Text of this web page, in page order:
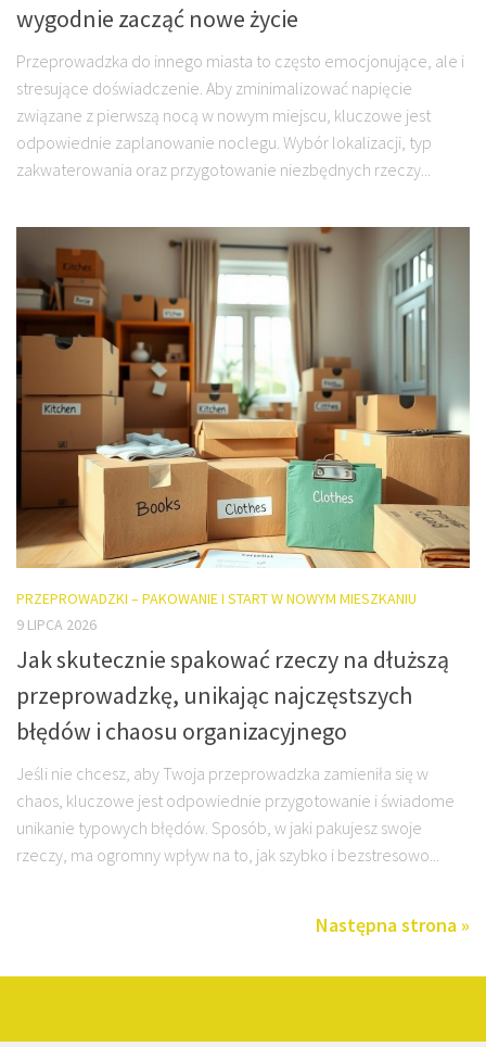
wygodnie zacząć nowe życie
Przeprowadzka do innego miasta to często emocjonujące, ale i
stresujące doświadczenie. Aby zminimalizować napięcie
związane z pierwszą nocą w nowym miejscu, kluczowe jest
odpowiednie zaplanowanie noclegu. Wybór lokalizacji, typ
zakwaterowania oraz przygotowanie niezbędnych rzeczy...
PRZEPROWADZKI – PAKOWANIE I START W NOWYM MIESZKANIU
9 LIPCA 2026
Jak skutecznie spakować rzeczy na dłuższą
przeprowadzkę, unikając najczęstszych
błędów i chaosu organizacyjnego
Jeśli nie chcesz, aby Twoja przeprowadzka zamieniła się w
chaos, kluczowe jest odpowiednie przygotowanie i świadome
unikanie typowych błędów. Sposób, w jaki pakujesz swoje
rzeczy, ma ogromny wpływ na to, jak szybko i bezstresowo...
Następna strona »